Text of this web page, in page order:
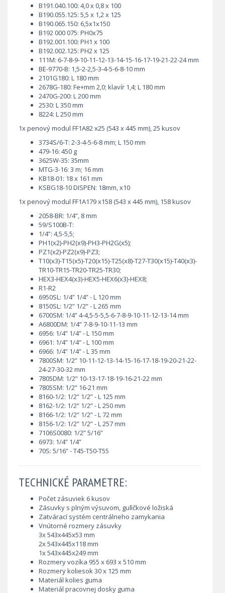
B191.040.100: 4,0 x 0,8 x 100
B190.055.125: 5,5 x 1,2 x 125
B190.065.150: 6,5x1x150
B192 000 075: PH0x75
B192.001.100: PH1 x 100
B192.002.125: PH2 x 125
111M: 6-7-8-9-10-11-12-13-14-15-16-17-19-21-22-24 mm
BE-9770-B: 1,5-2-2,5-3-4-5-6-8-10 mm
2101G180: L 180 mm
2678G-180: Fe+mm 2,0; klavír 1,4; L 180 mm
2470G-200: L 200 mm
2530: L 350 mm
8224: L 250 mm
1x penový modul FF1A82 x25 (543 x 445 mm), 25 kusov
3734S/6-T: 2-3-4-5-6-8 mm; L 150 mm
479-16: 450 g
3625W-35: 35mm
MTG-3-16: 3 m; 16 mm
KB18-01: 18 x 161 mm
KSBG18-10 DISPEN: 18mm, x10
1x penový modul FF1A179 x158 (543 x 445 mm), 158 kusov
2058-BR: 1/4”, 8 mm
59/S100B-T:
1/4”: 4,5-5,5;
PH1(x2)-PH2(x9)-PH3-PH2G(x5);
PZ1(x2)-PZ2(x9)-PZ3;
T10(x3)-T15(x5)-T20(x15)-T25(x8)-T27-T30(x15)-T40(x3)-
TR10-TR15-TR20-TR25-TR30;
HEX3-HEX4(x3)-HEX5-HEX6(x3)-HEX8;
R1-R2
6950SL: 1/4” 1/4” - L 120 mm
8150SL: 1/2” 1/2” - L 265 mm
6700SM: 1/4” 4-4,5-5-5,5-6-7-8-9-10-11-12-13-14 mm
A6800DM: 1/4” 7-8-9-10-11-13 mm
6956: 1/4” 1/4” - L 150 mm
6961: 1/4” 1/4” - L 100 mm
6966: 1/4” 1/4” - L 35 mm
7800SM: 1/2” 10-11-12-13-14-15-16-17-18-19-20-21-22-
24-27-30-32 mm
7805DM: 1/2” 10-13-17-18-19-16-21-22 mm
7805SM: 1/2” 16-21 mm
8160-1/2: 1/2” 1/2” - L 125 mm
8162-1/2: 1/2” 1/2” - L 250 mm
8166-1/2: 1/2” 1/2” - L 72 mm
8156-1/2: 1/2” 1/2” - L 257 mm
7106S0080: 1/2” 5/16”
6973: 1/4” 1/4”
70S: 5/16” - T45-T50-T55
TECHNICKÉ PARAMETRE:
Počet zásuviek 6 kusov
Zásuvky s plným výsuvom, guľičkové ložiská
Zatvárací systém centrálneho zamykania
Vnútorné rozmery zásuvky
3x 543x445x53 mm
2x 543x445x118 mm
1x 543x445x249 mm
Rozmery vozíka 955 x 693 x 510 mm
Rozmery koliesok 30 x 125 mm
Materiál kolies guma
Materiál pracovnej dosky guma